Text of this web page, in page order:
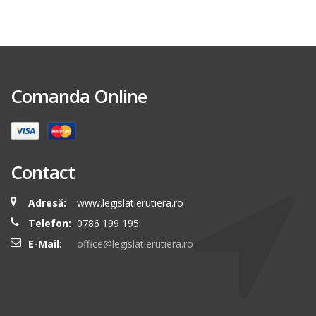
Comanda Online
Contact
Adresă:
www.legislatierutiera.ro
Telefon: 0786 199 195
E-Mail:
office@legislatierutiera.ro